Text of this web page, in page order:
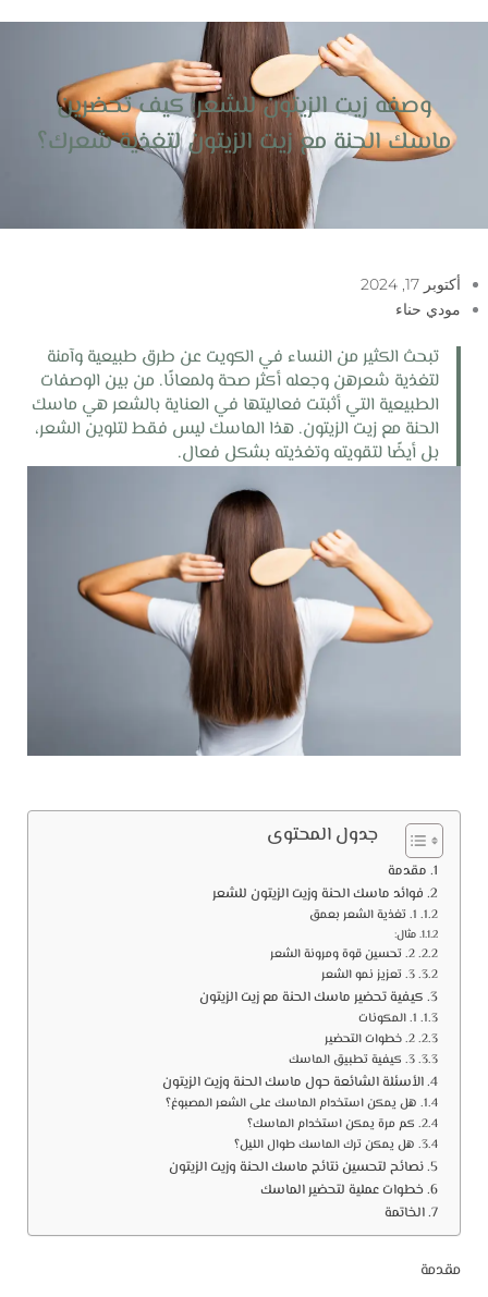
وصفه زيت الزيتون للشعر: كيف تحضرين
ماسك الحنة مع زيت الزيتون لتغذية شعرك؟
أكتوبر 17, 2024
مودي حناء
تبحث الكثير من النساء في الكويت عن طرق طبيعية وآمنة
لتغذية شعرهن وجعله أكثر صحة ولمعانًا. من بين الوصفات
الطبيعية التي أثبتت فعاليتها في العناية بالشعر هي ماسك
الحنة مع زيت الزيتون. هذا الماسك ليس فقط لتلوين الشعر،
بل أيضًا لتقويته وتغذيته بشكل فعال.
جدول المحتوى
مقدمة
فوائد ماسك الحنة وزيت الزيتون للشعر
1. تغذية الشعر بعمق
مثال:
2. تحسين قوة ومرونة الشعر
3. تعزيز نمو الشعر
كيفية تحضير ماسك الحنة مع زيت الزيتون
1. المكونات
2. خطوات التحضير
3. كيفية تطبيق الماسك
الأسئلة الشائعة حول ماسك الحنة وزيت الزيتون
هل يمكن استخدام الماسك على الشعر المصبوغ؟
كم مرة يمكن استخدام الماسك؟
هل يمكن ترك الماسك طوال الليل؟
نصائح لتحسين نتائج ماسك الحنة وزيت الزيتون
خطوات عملية لتحضير الماسك
الخاتمة
مقدمة